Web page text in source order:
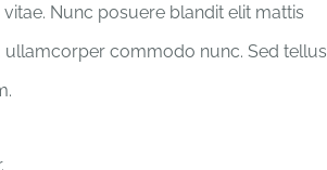
Nunc posuere blandit elit mattis
ullamcorper commodo nunc. Sed tellus